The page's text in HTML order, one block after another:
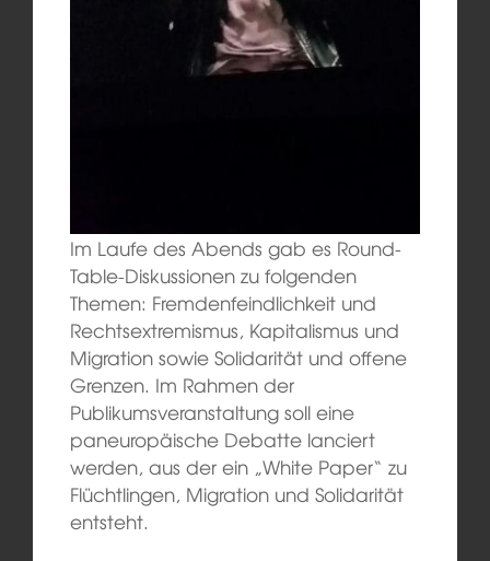
Im Laufe des Abends gab es Round-
Table-Diskussionen zu folgenden
Themen: Fremdenfeindlichkeit und
Rechtsextremismus, Kapitalismus und
Migration sowie Solidarität und offene
Grenzen. Im Rahmen der
Publikumsveranstaltung soll eine
paneuropäische Debatte lanciert
werden, aus der ein „White Paper“ zu
Flüchtlingen, Migration und Solidarität
entsteht.